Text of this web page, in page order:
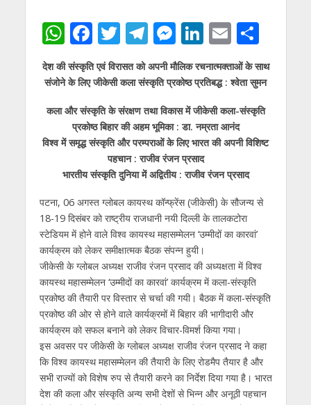
W
h
at
s
A
p
p
F
ac
e
b
o
o
k
T
w
itt
er
T
el
e
gr
a
m
M
e
ss
e
n
g
er
Li
n
k
e
dI
n
E
m
ai
l
S
h
ar
e
देश की संस्कृति एवं विरासत को अपनी मौलिक रचनात्मक्ताओं के साथ
संजोने के लिए जीकेसी कला संस्कृति प्रकोष्ठ प्रतिबद्ध : श्वेता सुमन
कला और संस्कृति के संरक्षण तथा विकास में जीकेसी कला-संस्कृति
प्रकोष्ठ बिहार की अहम भूमिका : डा. नम्रता आनंद
विश्व में समृद्ध संस्कृति और परम्पराओं के लिए भारत की अपनी विशिष्ट
पहचान : राजीव रंजन प्रसाद
भारतीय संस्कृति दुनिया में अद्वितीय : राजीव रंजन प्रसाद
पटना, 06 अगस्त ग्लोबल कायस्थ कॉन्फ्रेंस (जीकेसी) के सौजन्य से
18-19 दिसंबर को राष्ट्रीय राजधानी नयी दिल्ली के तालकटोरा
स्टेडियम में होने वाले विश्व कायस्थ महासम्मेलन ‘उम्‍मीदों का कारवां’
कार्यक्रम को लेकर समीक्षात्मक बैठक संपन्न हुयी।
जीकेसी के ग्लोबल अध्यक्ष राजीव रंजन प्रसाद की अध्यक्षता में विश्व
कायस्थ महासम्मेलन ‘उम्‍मीदों का कारवां’ कार्यक्रम में कला-संस्कृति
प्रकोष्ठ की तैयारी पर विस्तार से चर्चा की गयी। बैठक में कला-संस्कृति
प्रकोष्ठ की ओर से होने वाले कार्यक्रमों में बिहार की भागीदारी और
कार्यक्रम को सफल बनाने को लेकर विचार-विमर्श किया गया।
इस अवसर पर जीकेसी के ग्लोबल अध्यक्ष राजीव रंजन प्रसाद ने कहा
कि विश्व कायस्थ महासम्मेलन की तैयारी के लिए रोडमैप तैयार है और
सभी राज्यों को विशेष रुप से तैयारी करने का निर्देश दिया गया है। भारत
देश की कला और संस्कृति अन्य सभी देशों से भिन्न और अनूठी पहचान